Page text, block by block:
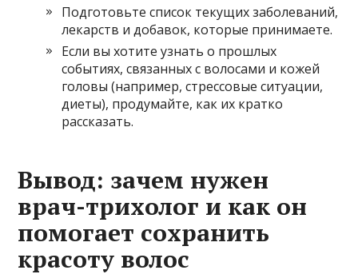
Подготовьте список текущих заболеваний,
лекарств и добавок, которые принимаете.
Если вы хотите узнать о прошлых
событиях, связанных с волосами и кожей
головы (например, стрессовые ситуации,
диеты), продумайте, как их кратко
рассказать.
Вывод: зачем нужен
врач-трихолог и как он
помогает сохранить
красоту волос